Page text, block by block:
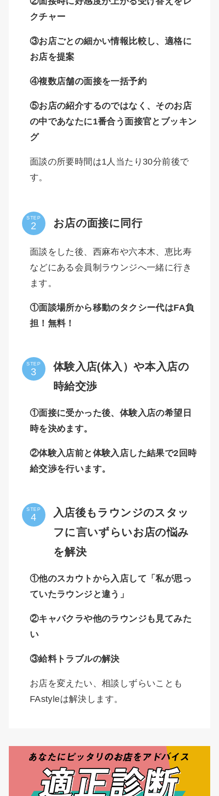
クチャー
③お店ごとの細かい情報比較し、適格に
お店を提案
④複数店舗の面接を一括予約
⑤お店の紹介するのではなく、そのお店
の中であなたに1番合う面接官とブッキン
グ
面談の所要時間は1人当たり30分前後で
す。
STEP お店の面接に同行
面談をした後、西麻布や六本木、恵比寿
などにある会員制ラウンジへ一緒に行き
ます。
①面談場所から移動のタクシー代はFA負
担！無料！
STEP
体験入店(体入）や本入店の
時給交渉
①面接に受かった後、体験入店の希望日
時を決めます。
②体験入店前と体験入店した結果で2回時
給交渉を行います。
STEP
入店後もラウンジのスタッ
フに言いずらいお店の悩み
を解決
①他のスカウトから入店して「私が思っ
ていたラウンジと違う」
②キャバクラや他のラウンジも見てみた
い
③給料トラブルの解決
お店を変えたい、相談しずらいことも
FAstyleは解決します。